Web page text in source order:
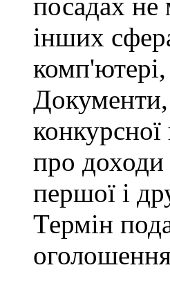
інших
про доходи
першої і
Термін